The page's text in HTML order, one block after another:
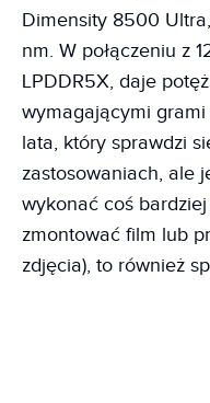
Dimensity 8500
nm. W połączeniu z
LPDDR5X, daje
wymagającymi
lata, który sprawdzi
zastosowaniach, ale
wykonać coś
zmontować film lub
zdjęcia), to również